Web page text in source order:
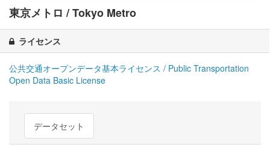
東京メトロ / Tokyo Metro
ライセンス
公共交通オープンデータ基本ライセンス / Public Transportation
Open Data Basic License
データセット